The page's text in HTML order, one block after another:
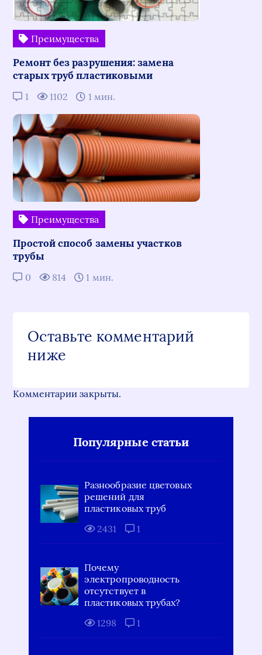
Преимущества
Ремонт без разрушения: замена
старых труб пластиковыми
1 1102 1 мин.
Преимущества
Простой способ замены участков
трубы
0 814 1 мин.
Оставьте комментарий
ниже
Комментарии закрыты.
Популярные статьи
Разнообразие цветовых
решений для
пластиковых труб
2431
1
Почему
электропроводность
отсутствует в
пластиковых трубах?
1298
1